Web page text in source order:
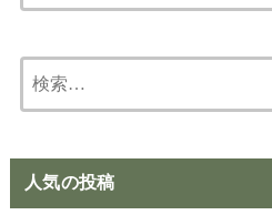
索:
人気の投稿